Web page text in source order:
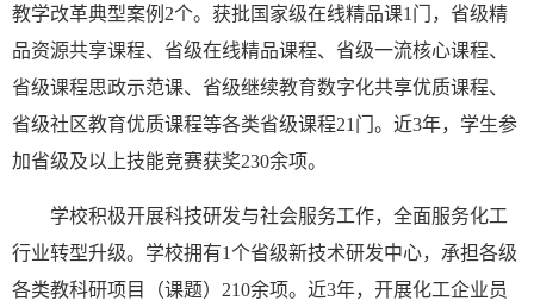
教学改革典型案例2个。获批国家级在线精品课1门，省级精
品资源共享课程、省级在线精品课程、省级一流核心课程、
省级课程思政示范课、省级继续教育数字化共享优质课程、
省级社区教育优质课程等各类省级课程21门。近3年，学生参
加省级及以上技能竞赛获奖230余项。
学校积极开展科技研发与社会服务工作，全面服务化工
行业转型升级。学校拥有1个省级新技术研发中心，承担各级
各类教科研项目（课题）210余项。近3年，开展化工企业员